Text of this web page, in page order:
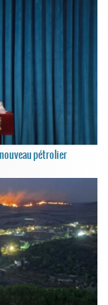
pétrolier